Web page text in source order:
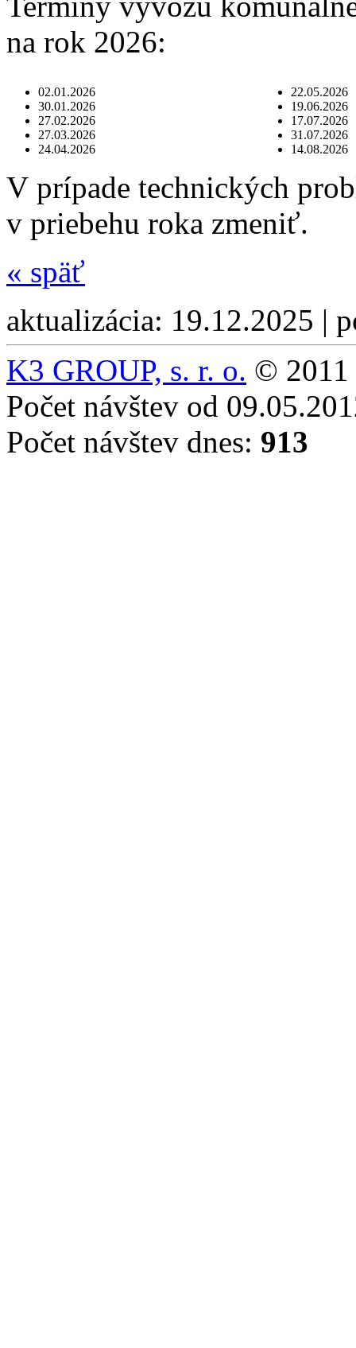
na rok 2026:
02.01.2026
30.01.2026
27.02.2026
27.03.2026
24.04.2026
22.05.2026
19.06.2026
17.07.2026
31.07.2026
14.08.2026
V prípade technických
v priebehu roka zmeniť.
« späť
aktualizácia: 19.12.2025 |
K3 GROUP, s. r. o. © 2011
Počet návštev od
Počet návštev dnes: 913